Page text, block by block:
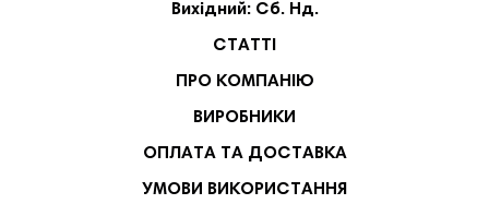
Вихідний: Сб. Нд.
СТАТТІ
ПРО КОМПАНІЮ
ВИРОБНИКИ
ОПЛАТА ТА ДОСТАВКА
УМОВИ ВИКОРИСТАННЯ